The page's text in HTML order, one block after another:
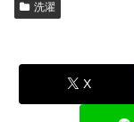
洗濯
X